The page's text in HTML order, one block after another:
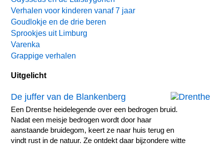
Verhalen voor kinderen vanaf 7 jaar
Goudlokje en de drie beren
Sprookjes uit Limburg
Varenka
Grappige verhalen
Uitgelicht
De juffer van de Blankenberg
Een Drentse heidelegende over een bedrogen bruid.
Nadat een meisje bedrogen wordt door haar
aanstaande bruidegom, keert ze naar huis terug en
vindt rust in de natuur. Ze ontdekt daar bijzondere witte